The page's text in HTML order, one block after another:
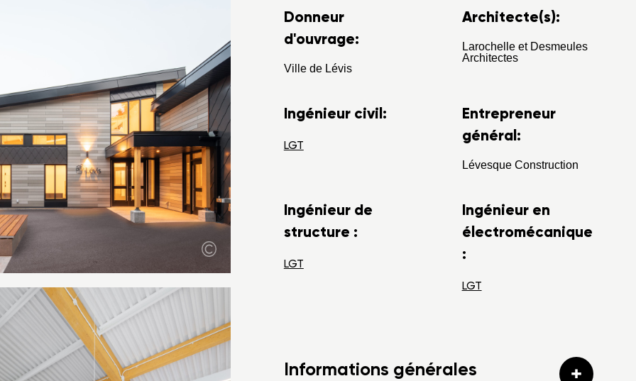
Donneur
d'ouvrage:
Ville de Lévis
Architecte(s):
Larochelle et Desmeules
Architectes
Ingénieur civil:
LGT
Entrepreneur
général:
Lévesque Construction
Ingénieur de
structure :
LGT
Ingénieur en
électromécanique
:
LGT
Informations générales